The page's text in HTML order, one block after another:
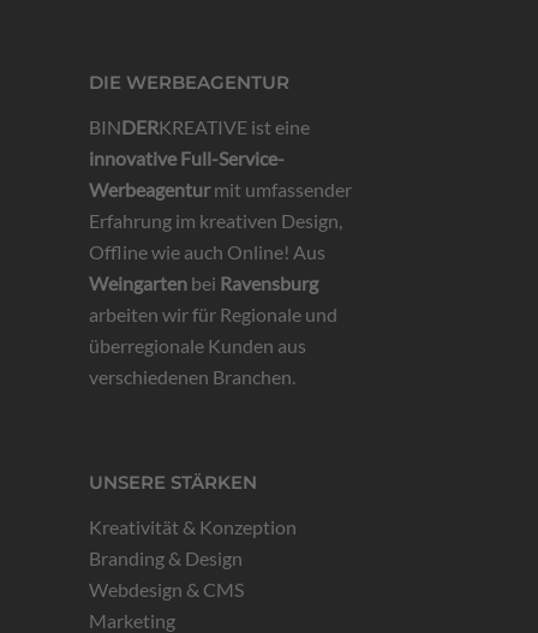
DIE WERBEAGENTUR
BINDERKREATIVE ist eine
innovative Full-Service-
Werbeagenturmit umfassender
Erfahrung im kreativen Design,
Offline wie auch Online! Aus
Weingarten bei Ravensburg
arbeiten wir für Regionale und
überregionale Kunden aus
verschiedenen Branchen.
UNSERE STÄRKEN
Kreativität & Konzeption
Branding & Design
Webdesign & CMS
Marketing